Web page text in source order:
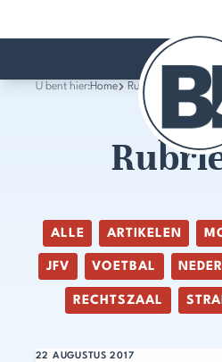
U bent hier:Home Rubrieken
ALLE ARTIKELEN
JFV VOETBAL
RECHTSZAAL
22 AUGUSTUS 2017